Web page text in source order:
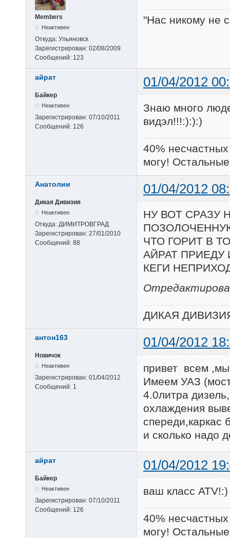
Members
Неактивен
Откуда: Ульяновск
Зарегистрирован: 02/08/2009
Сообщений: 123
"Нас никому не
айрат 01/04/2012
Байкер
Неактивен
Зарегистрирован: 07/10/2011
Сообщений: 126
Знаю много
видэл!!!:):):)
40%
могу!
Анатолии 01/04/2012
Дикая Дивизия
Неактивен
Откуда: ДИМИТРОВГРАД
Зарегистрирован: 27/01/2010
Сообщений: 88
НУ ВОТ СРАЗУ
ЧТО ГОРИТ В
АЙРАТ
КЕГИ
ДИКАЯ
антон163 01/04/2012
Новичок
Неактивен
Зарегистрирован: 01/04/2012
Сообщений: 1
привет всем ,мы
Имеем УАЗ
4.0литра
охлаждения
спереди,каркас
и сколько надо
айрат 01/04/2012
Байкер
Неактивен
Зарегистрирован: 07/10/2011
Сообщений: 126
ваш класс ATV!:)
40%
могу!